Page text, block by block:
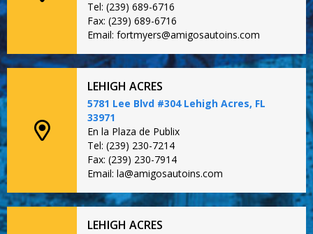
Tel: (239) 689-6716
Fax: (239) 689-6716
Email: fortmyers@amigosautoins.com
LEHIGH ACRES
5781 Lee Blvd #304 Lehigh Acres, FL
33971
En la Plaza de Publix
Tel: (239) 230-7214
Fax: (239) 230-7914
Email: la@amigosautoins.com
LEHIGH ACRES